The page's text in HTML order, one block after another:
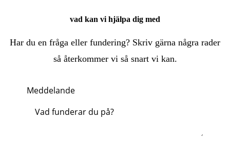
vad kan vi hjälpa dig med
Har du en fråga eller fundering? Skriv gärna några rader
så återkommer vi så snart vi kan.
Meddelande